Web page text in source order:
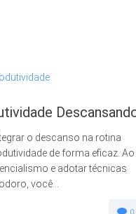
o descanso na rotina
de forma eficaz. Ao
e adotar técnicas
você...
0